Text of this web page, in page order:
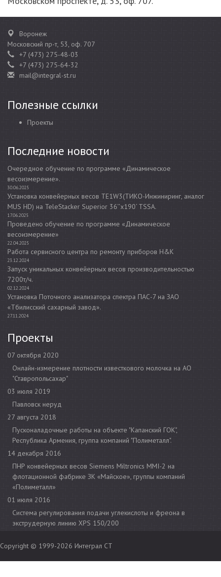
Воронеж
Московский пр-т, 53, оф. 707
+7 (473) 275-48-03
+7 (473) 275-64-32
mail@integral-st.ru
Полезные ссылки
Проекты
Последние новости
Очередное обучение по программе «Динамическое
весоизмерение».
30.06.2025
Установка конвейерных весов TE1W3(ТИКО-Инжиниринг, аналог
MUS HD) на TeleStacker Superior 36’’x190‘ TSSA.
17.06.2025
Проведено обучение по программе «Динамическое
весоизмерение»
22.04.2025
Работа сервисного центра по ремонту приборов H&K
23.12.2024
Запуск уникальных конвейерных весов производительностью
7200т/ч.
02.12.2024
Установка Поточного анализатора спектра ПАС-7 на ЗАО
«Тбилисский сахарный завод».
27.11.2024
Проекты
07 октября 2020
Онлайн-измерение плотности известкового молочка на АО
"Ставропольсахар"
03 июля 2019
Павловск неруд
27 августа 2018
Пусконаладочные работы на объекте "Капанский ГОК",
Республика Армения, группа компаний "Полиметалл".
14 декабря 2016
ПНР конвейерных весов Siemens Miltronics MMI-2 на
флотационной фабрике ЗК «Майское», группы компаний
«Полиметалл»
01 июля 2016
Cистема регулирования подачи углекислоты и фреона в
экструдерную линию XPS 150/200
Copyright © 1999-2026 Интеграл СТ